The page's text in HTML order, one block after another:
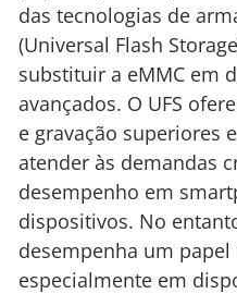
das tecnologias de
(Universal Flash
substituir a eMMC em
avançados. O UFS
e gravação superiores
atender às demandas
desempenho em
dispositivos. No
desempenha um
especialmente em